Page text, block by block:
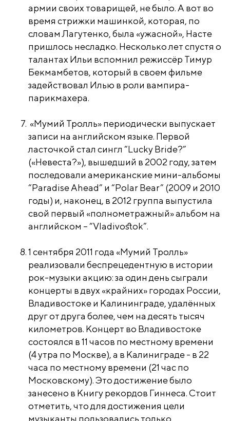
армии своих товарищей, не было. А вот во
время стрижки машинкой, которая, по
словам Лагутенко, была «ужасной», Насте
пришлось несладко. Несколько лет спустя о
талантах Ильи вспомнил режиссёр Тимур
Бекмамбетов, который в своем фильме
задействовал Илью в роли вампира-
парикмахера.
«Мумий Тролль» периодически выпускает
записи на английском языке. Первой
ласточкой стал сингл “Lucky Bride?”
(«Невеста?»), вышедший в 2002 году, затем
последовали американские мини-альбомы
“Paradise Ahead” и “Polar Bear” (2009 и 2010
годы) и, наконец, в 2012 группа выпустила
свой первый «полнометражный» альбом на
английском – “Vladivostok”.
1 сентября 2011 года «Мумий Тролль»
реализовали беспрецедентную в истории
рок-музыки акцию: за один день сыграли
концерты в двух «крайних» городах России,
Владивостоке и Калининграде, удалённых
друг от друга более, чем на десять тысяч
километров. Концерт во Владивостоке
состоялся в 11 часов по местному времени
(4 утра по Москве), а в Калиниграде - в 22
часа по местному времени (21 час по
Московскому). Это достижение было
занесено в Книгу рекордов Гиннеса. Стоит
отметить, что для достижения цели